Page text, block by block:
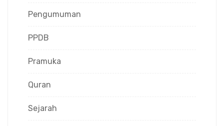
Pengumuman
PPDB
Pramuka
Quran
Sejarah